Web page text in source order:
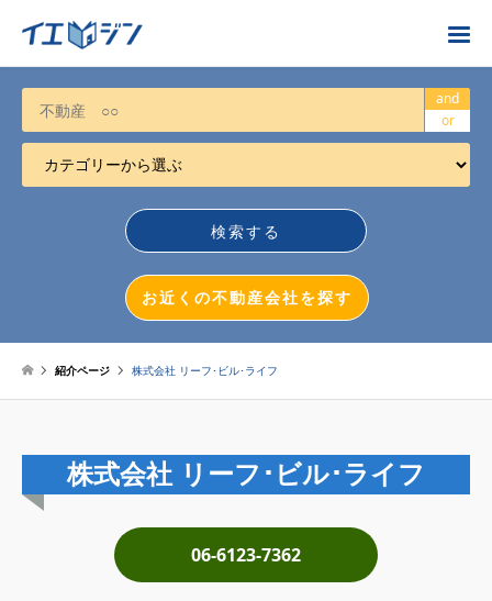
お近くの不動産会社を探す
カテゴリーから選ぶ
不動産売却
不動産投資
マンション売却
土地売却
税金について
and
or
お近くの不動産会社を探す
紹介ページ 株式会社 リーフ･ビル･ライフ
株式会社 リーフ･ビル･ライフ
06-6123-7362